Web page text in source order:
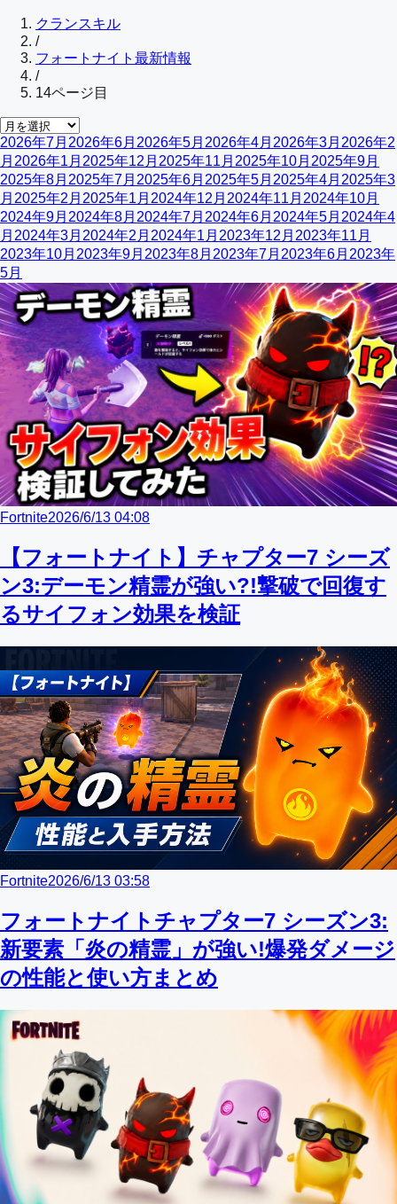
クランスキル
/
フォートナイト最新情報
/
14ページ目
2026年7月 2026年6月 2026年5月 2026年4月 2026年3月 2026年2
月 2026年1月 2025年12月 2025年11月 2025年10月 2025年9月
2025年8月 2025年7月 2025年6月 2025年5月 2025年4月 2025年3
月 2025年2月 2025年1月 2024年12月 2024年11月 2024年10月
2024年9月 2024年8月 2024年7月 2024年6月 2024年5月 2024年4
月 2024年3月 2024年2月 2024年1月 2023年12月 2023年11月
2023年10月 2023年9月 2023年8月 2023年7月 2023年6月 2023年
5月
Fortnite2026/6/13 04:08
【フォートナイト】チャプター7 シーズ
ン3:デーモン精霊が強い?!撃破で回復す
るサイフォン効果を検証
Fortnite2026/6/13 03:58
フォートナイトチャプター7 シーズン3:
新要素「炎の精霊」が強い!爆発ダメージ
の性能と使い方まとめ